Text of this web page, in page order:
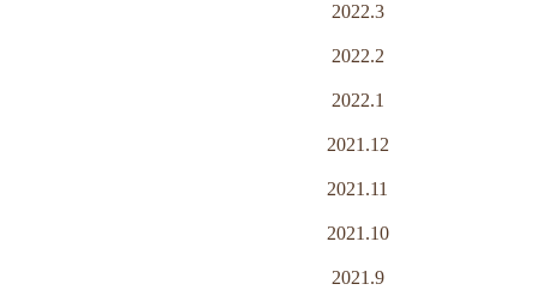
2022.3
2022.2
2022.1
2021.12
2021.11
2021.10
2021.9